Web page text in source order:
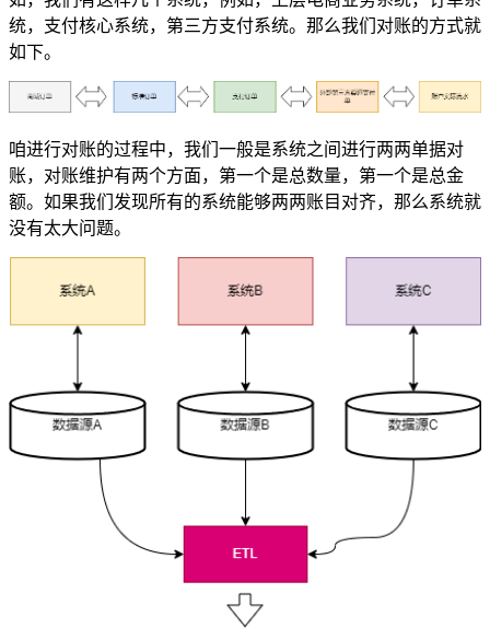
统，支付核心系统，第三方支付系统。那么我们对账的方式就
如下。
咱进行对账的过程中，我们一般是系统之间进行两两单据对
账，对账维护有两个方面，第一个是总数量，第一个是总金
额。如果我们发现所有的系统能够两两账目对齐，那么系统就
没有太大问题。